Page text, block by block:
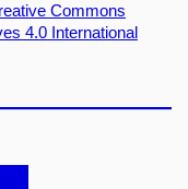
Commons
4.0 International